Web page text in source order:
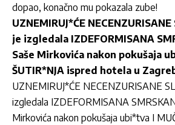
dopao, konačno mu pokazala zube!
UZNEMIRUJ*ĆE
je izgledala IZDEFORMISANA
Saše Mirkovića nakon pokušaja
ŠUTIR*NJA ispred hotela u
UZNEMIRUJ*ĆE NECENZURISANE
izgledala IZDEFORMISANA
Mirkovića nakon pokušaja ubi*tva I